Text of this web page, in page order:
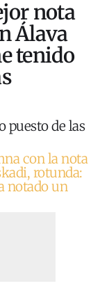
nota
Álava
tenido
puesto de las
con la nota
rotunda:
notado un